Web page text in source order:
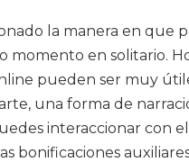
la manera en que
momento en solitario.
pueden ser muy
una forma de
interaccionar con
bonificaciones